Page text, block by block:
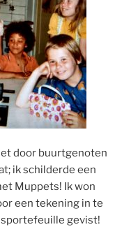
door buurtgenoten
ik schilderde een
Muppets! Ik won
een tekening in te
gevist!